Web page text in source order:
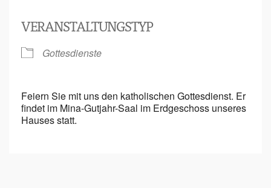
VERANSTALTUNGSTYP
Gottesdienste
Feiern Sie mit uns den katholischen Gottesdienst. Er
findet im Mina-Gutjahr-Saal im Erdgeschoss unseres
Hauses statt.